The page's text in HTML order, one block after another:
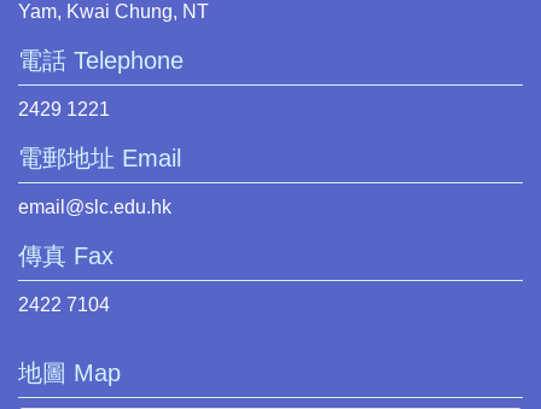
Yam, Kwai Chung, NT
電話 Telephone
2429 1221
電郵地址 Email
email@slc.edu.hk
傳真 Fax
2422 7104
地圖 Map